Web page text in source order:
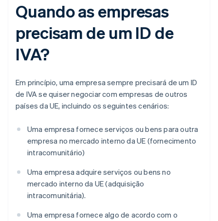
Quando as empresas
precisam de um ID de
IVA?
Em princípio, uma empresa sempre precisará de um ID
de IVA se quiser negociar com empresas de outros
países da UE, incluindo os seguintes cenários:
Uma empresa fornece serviços ou bens para outra
empresa no mercado interno da UE (fornecimento
intracomunitário)
Uma empresa adquire serviços ou bens no
mercado interno da UE (adquisição
intracomunitária).
Uma empresa fornece algo de acordo com o